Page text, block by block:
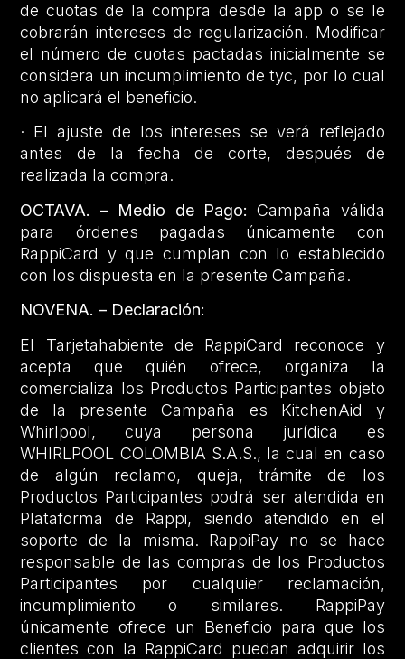
de cuotas de la compra desde la app o se le
cobrarán intereses de regularización. Modificar
el número de cuotas pactadas inicialmente se
considera un incumplimiento de tyc, por lo cual
no aplicará el beneficio.
· El ajuste de los intereses se verá reflejado
antes de la fecha de corte, después de
realizada la compra.
OCTAVA. – Medio de Pago:Campaña válida
para órdenes pagadas únicamente con
RappiCard y que cumplan con lo establecido
con los dispuesta en la presente Campaña.
NOVENA. – Declaración:
El Tarjetahabiente de RappiCard reconoce y
acepta que quién ofrece, organiza la
comercializa los Productos Participantes objeto
de la presente Campaña es KitchenAid y
Whirlpool, cuya persona jurídica es
WHIRLPOOL COLOMBIA S.A.S., la cual en caso
de algún reclamo, queja, trámite de los
Productos Participantes podrá ser atendida en
Plataforma de Rappi, siendo atendido en el
soporte de la misma. RappiPay no se hace
responsable de las compras de los Productos
Participantes por cualquier reclamación,
incumplimiento o similares. RappiPay
únicamente ofrece un Beneficio para que los
clientes con la RappiCard puedan adquirir los